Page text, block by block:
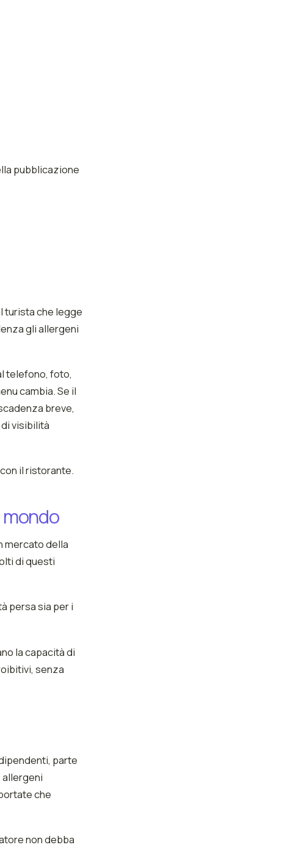
pubblicazione
turista che legge
gli allergeni
telefono, foto,
cambia. Se il
breve,
visibilità
il ristorante.
mercato della
di questi
persa sia per i
la capacità di
senza
parte
che
non debba